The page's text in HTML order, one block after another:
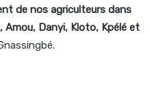
de nos agriculteurs dans
Amou, Danyi, Kloto, Kpélé et